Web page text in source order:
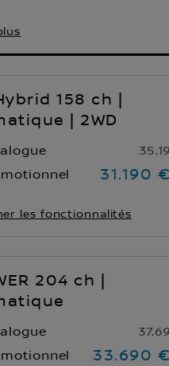
158 ch |
| 2WD
31.190 €
les fonctionnalités
km
204 ch |
33.690 €